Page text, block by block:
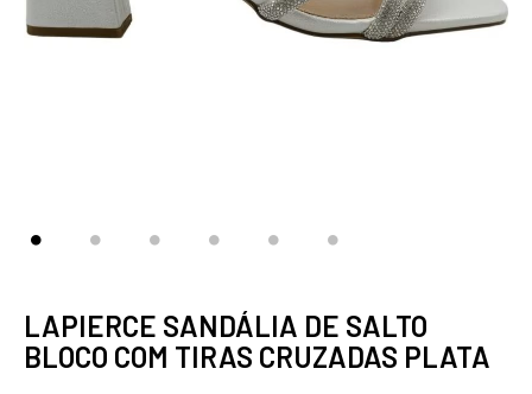
LAPIERCE SANDÁLIA DE SALTO
BLOCO COM TIRAS CRUZADAS PLATA